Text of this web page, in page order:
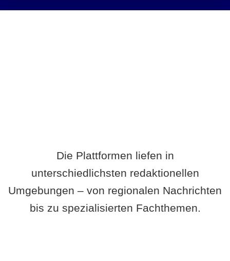
Die Plattformen liefen in
unterschiedlichsten redaktionellen
Umgebungen – von regionalen Nachrichten
bis zu spezialisierten Fachthemen.